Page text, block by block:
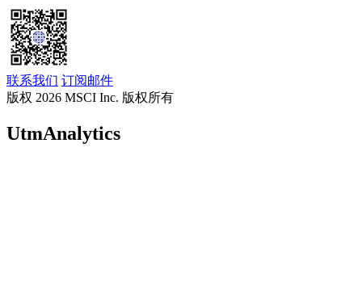
联系我们 订阅邮件
版权 2026 MSCI Inc. 版权所有
UtmAnalytics